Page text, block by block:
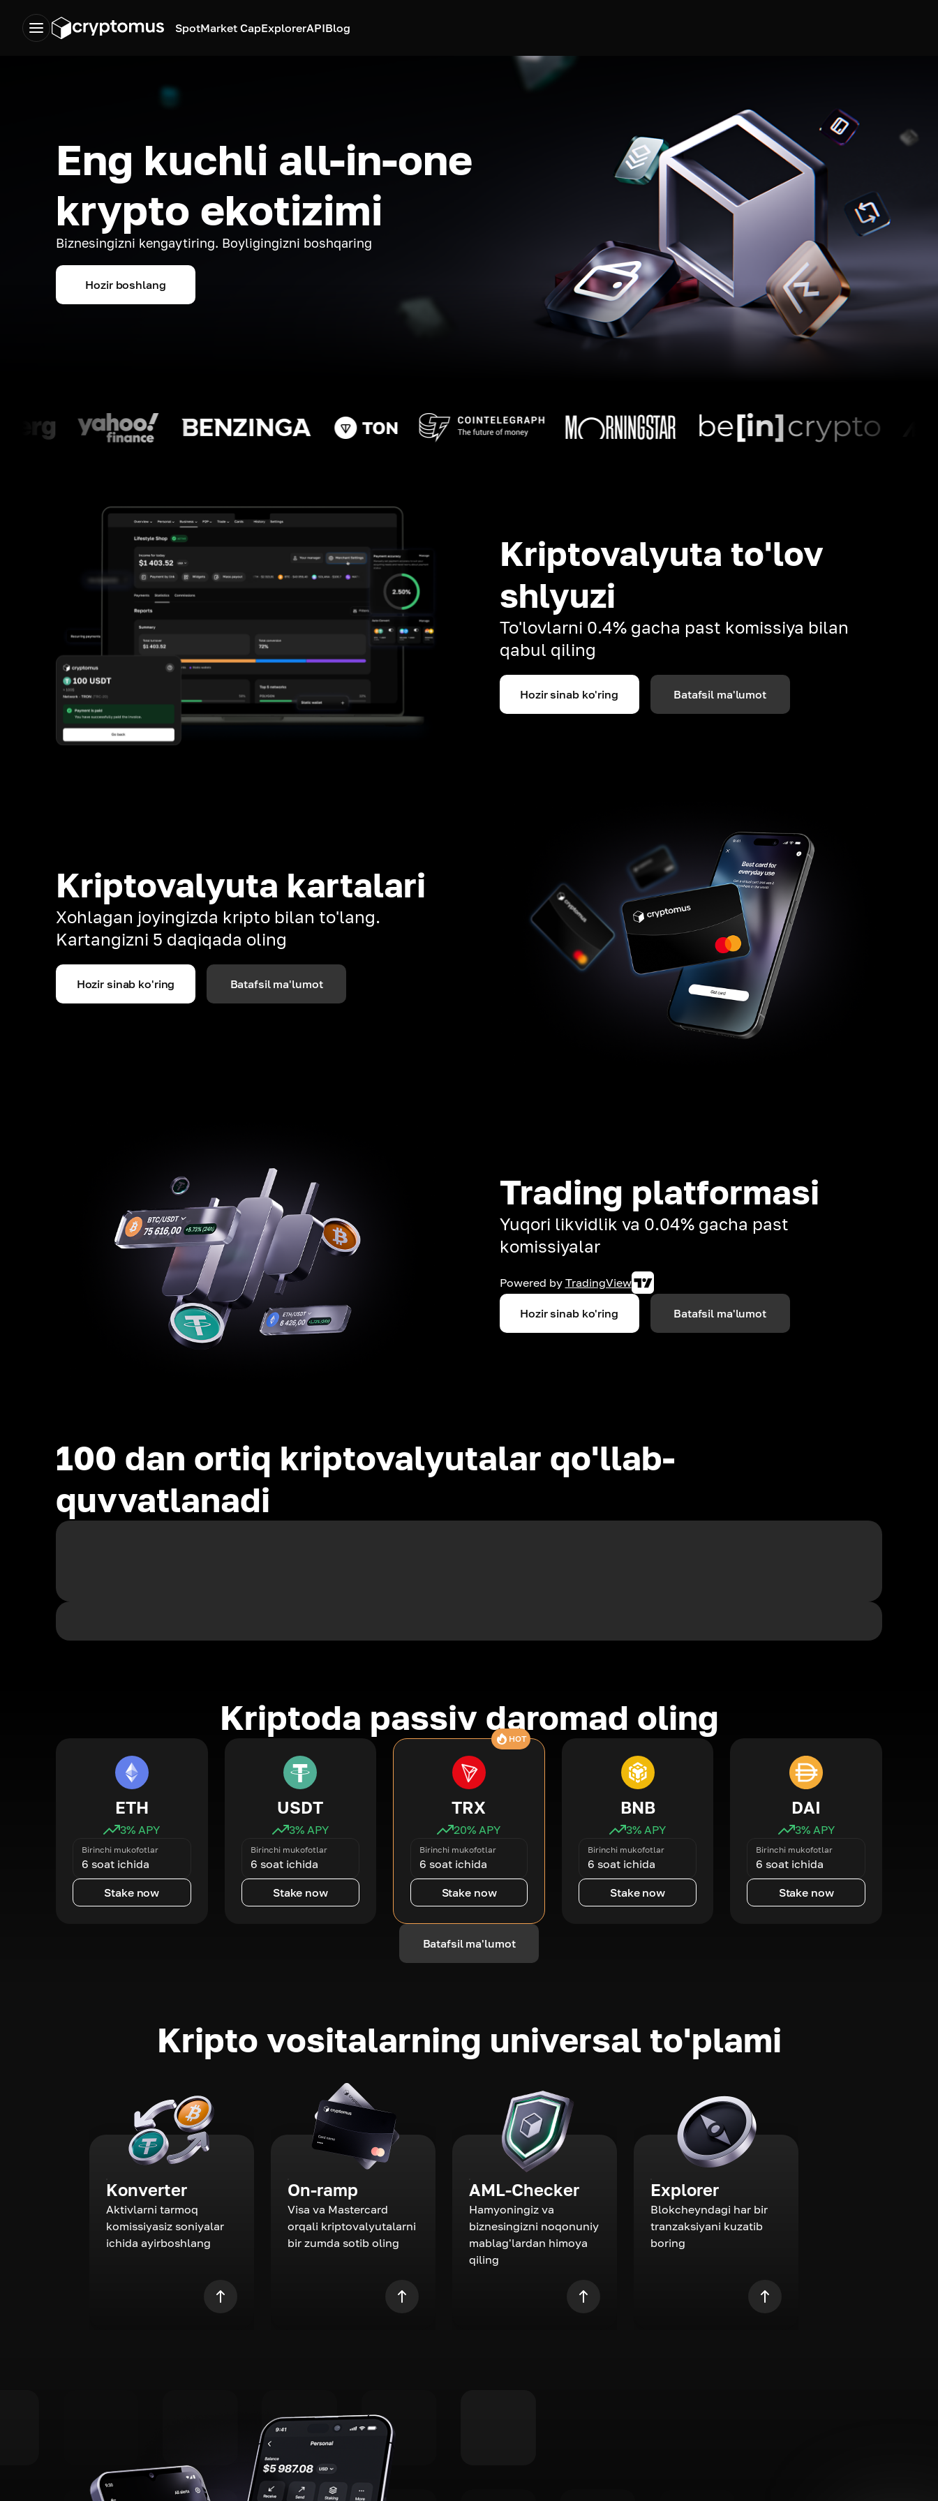
SpotMarket CapExplorerAPIBlog
Eng kuchli all-in-one
krypto ekotizimi
Biznesingizni kengaytiring. Boyligingizni boshqaring
Hozir boshlang
Kriptovalyuta to'lov
shlyuzi
To'lovlarni 0.4% gacha past komissiya bilan
qabul qiling
Hozir sinab ko'ring Batafsil ma'lumot
Kriptovalyuta kartalari
Xohlagan joyingizda kripto bilan to'lang.
Kartangizni 5 daqiqada oling
Hozir sinab ko'ring Batafsil ma'lumot
Trading platformasi
Yuqori likvidlik va 0.04% gacha past
komissiyalar
Powered by TradingView
Hozir sinab ko'ring Batafsil ma'lumot
100 dan ortiq kriptovalyutalar qo'llab-
quvvatlanadi
Kriptoda passiv daromad oling
ETH
3% APY
Birinchi mukofotlar
6 soat ichida
Stake now
USDT
3% APY
Birinchi mukofotlar
6 soat ichida
Stake now
HOT
TRX
20% APY
Birinchi mukofotlar
6 soat ichida
Stake now
BNB
3% APY
Birinchi mukofotlar
6 soat ichida
Stake now
DAI
3% APY
Birinchi mukofotlar
6 soat ichida
Stake now
Batafsil ma'lumot
Kripto vositalarning universal to'plami
Konverter
Aktivlarni tarmoq
komissiyasiz soniyalar
ichida ayirboshlang
On-ramp
Visa va Mastercard
orqali kriptovalyutalarni
bir zumda sotib oling
AML-Checker
Hamyoningiz va
biznesingizni noqonuniy
mablag'lardan himoya
qiling
Explorer
Blokcheyndagi har bir
tranzaksiyani kuzatib
boring